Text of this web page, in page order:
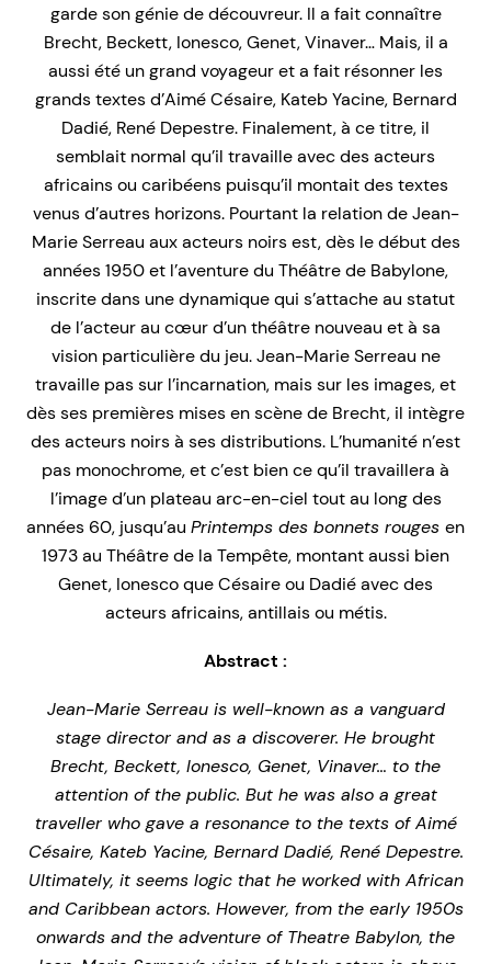
garde son génie de découvreur. Il a fait connaître
Brecht, Beckett, Ionesco, Genet, Vinaver… Mais, il a
aussi été un grand voyageur et a fait résonner les
grands textes d’Aimé Césaire, Kateb Yacine, Bernard
Dadié, René Depestre. Finalement, à ce titre, il
semblait normal qu’il travaille avec des acteurs
africains ou caribéens puisqu’il montait des textes
venus d’autres horizons. Pourtant la relation de Jean-
Marie Serreau aux acteurs noirs est, dès le début des
années 1950 et l’aventure du Théâtre de Babylone,
inscrite dans une dynamique qui s’attache au statut
de l’acteur au cœur d’un théâtre nouveau et à sa
vision particulière du jeu. Jean-Marie Serreau ne
travaille pas sur l’incarnation, mais sur les images, et
dès ses premières mises en scène de Brecht, il intègre
des acteurs noirs à ses distributions. L’humanité n’est
pas monochrome, et c’est bien ce qu’il travaillera à
l’image d’un plateau arc-en-ciel tout au long des
années 60, jusqu’au Printemps des bonnets rouges en
1973 au Théâtre de la Tempête, montant aussi bien
Genet, Ionesco que Césaire ou Dadié avec des
acteurs africains, antillais ou métis.
Abstract :
Jean-Marie Serreau is well-known as a vanguard
stage director and as a discoverer. He brought
Brecht, Beckett, Ionesco, Genet, Vinaver… to the
attention of the public. But he was also a great
traveller who gave a resonance to the texts of Aimé
Césaire, Kateb Yacine, Bernard Dadié, René Depestre.
Ultimately, it seems logic that he worked with African
and Caribbean actors. However, from the early 1950s
onwards and the adventure of Theatre Babylon, the